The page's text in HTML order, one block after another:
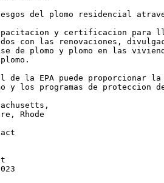
del plomo residencial
y certificacion para
con las renovaciones,
de plomo y plomo en las
de la EPA puede proporcionar
y los programas de proteccion
Rhode